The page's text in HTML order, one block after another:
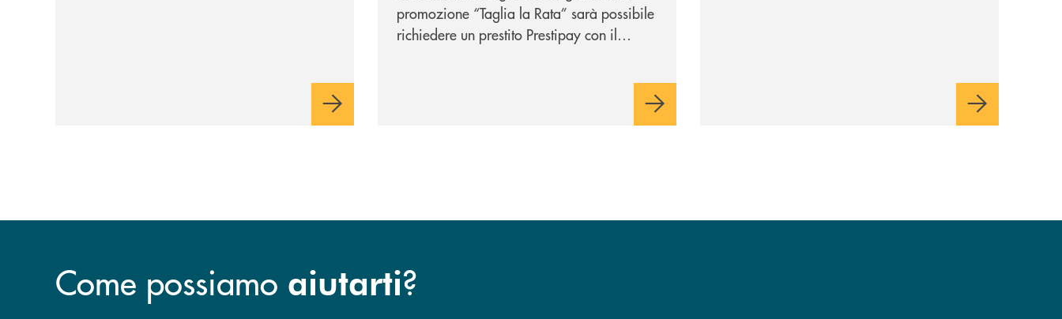
promozione “Taglia la Rata” sarà possibile
richiedere un prestito Prestipay con il
Come possiamo aiutarti?